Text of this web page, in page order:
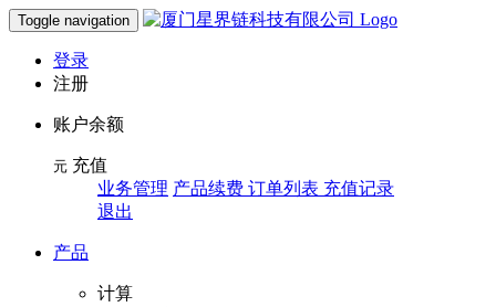
Toggle navigation
登录
注册
账户余额
元 充值
业务管理 产品续费 订单列表 充值记录
退出
产品
计算